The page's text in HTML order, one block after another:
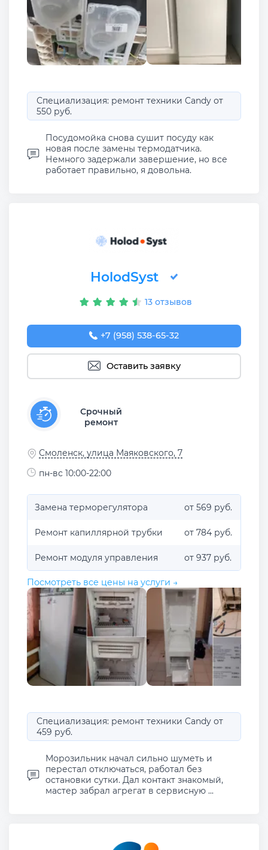
Специализация: ремонт техники Candy от
550 руб.
Посудомойка снова сушит посуду как
новая после замены термодатчика.
Немного задержали завершение, но все
работает правильно, я довольна.
HolodSyst
13 отзывов
+7 (958) 538-65-32
Оставить заявку
Срочный
ремонт
Смоленск, улица Маяковского, 7
пн-вс 10:00-22:00
Замена терморегулятора от 569 руб.
Ремонт капиллярной трубки от 784 руб.
Ремонт модуля управления от 937 руб.
Посмотреть все цены на услуги →
Специализация: ремонт техники Candy от
459 руб.
Морозильник начал сильно шуметь и
перестал отключаться, работал без
остановки сутки. Дал контакт знакомый,
мастер забрал агрегат в сервисную ...